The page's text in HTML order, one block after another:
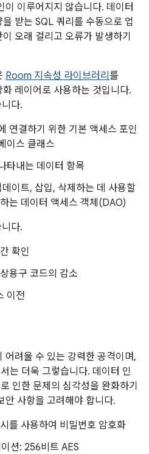
이루어지지 않습니다. 데이터
받는 SQL 쿼리를 수동으로 업
오래 걸리고 오류가 발생하기
Room 지속성 라이브러리 를
레이어로 사용하는 것입니다.
다.
연결하기 위한 기본 액세스 포인
이스 클래스
타내는 데이터 항목
이트, 삽입, 삭제하는 데 사용할
는 데이터 액세스 객체(DAO)
다.
확인
용구 코드의 감소
이전
어려울 수 있는 강력한 공격이며,
는 더욱 그렇습니다. 데이터 인
인한 문제의 심각성을 완화하기
안 사항을 고려해야 합니다.
를 사용하여 비밀번호 암호화
션: 256비트 AES